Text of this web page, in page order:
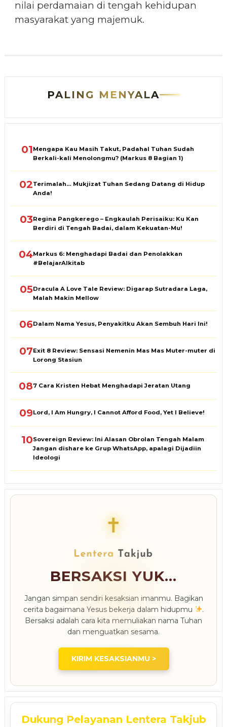
nilai perdamaian di tengah kehidupan
masyarakat yang majemuk.
PALING MENYALA
01Mengapa Kau Masih Takut, Padahal Tuhan Sudah
Berkali-kali Menolongmu? (Markus 8 Bagian 1)
02Terimalah… Mukjizat Tuhan Sedang Datang di Hidup
Anda!
03Regina Pangkerego – Engkaulah Perisaiku: Ku Kan
Berdiri di Tengah Badai, dalam Kekuatan-Mu!
04Markus 6: Menghadapi Badai dan Penolakkan
#BelajarAlkitab
05Dracula A Love Tale Review: Digarap Sutradara Laga,
Malah Makin Mellow
06Dalam Nama Yesus, Penyakitku Akan Sembuh Hari Ini!
07Exit 8 Review: Sensasi Nemenin Mas Mas Muter-muter di
Lorong Stasiun
087 Cara Kristen Hebat Menghadapi Jeratan Utang
09Lord, I Am Hungry, I Cannot Afford Food, Yet I Believe!
10Sovereign Review: Ini Alasan Obrolan Tengah Malam
Jangan dishare ke Grup WhatsApp, apalagi Dijadiin
Ideologi
✝
BERSAKSI YUK...
Jangan simpan sendiri kesaksian imanmu. Bagikan
cerita bagaimana Yesus bekerja dalam hidupmu
.
Bersaksi adalah cara kita memuliakan nama Tuhan
dan menguatkan sesama.
KIRIM KESAKSIANMU >
Dukung Pelayanan Lentera Takjub